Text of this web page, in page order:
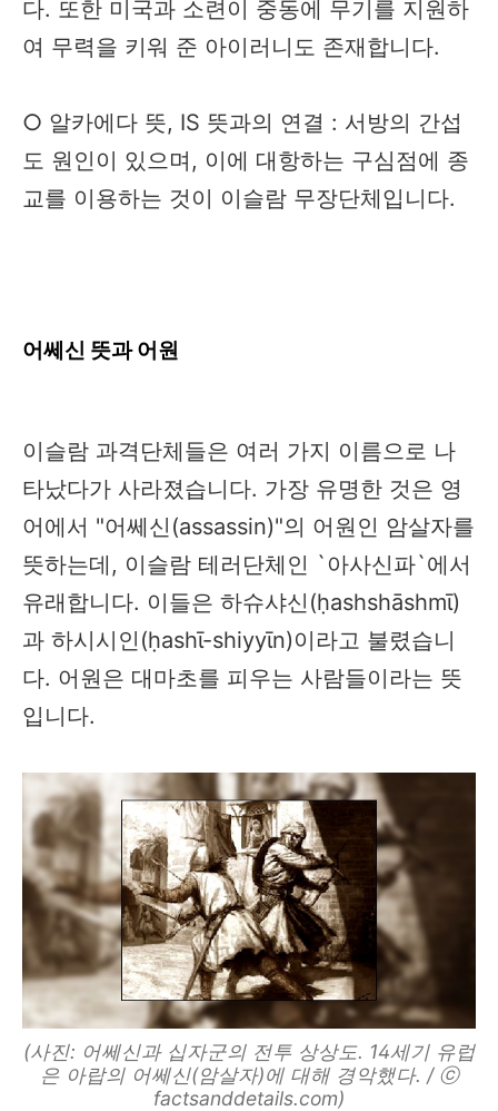
다. 또한 미국과 소련이 중동에 무기를 지원하
여 무력을 키워 준 아이러니도 존재합니다.
○ 알카에다 뜻, IS 뜻과의 연결 : 서방의 간섭
도 원인이 있으며, 이에 대항하는 구심점에 종
교를 이용하는 것이 이슬람 무장단체입니다.
어쎄신 뜻과 어원
이슬람 과격단체들은 여러 가지 이름으로 나
타났다가 사라졌습니다. 가장 유명한 것은 영
어에서 "어쎄신(assassin)"의 어원인 암살자를
뜻하는데, 이슬람 테러단체인 `아사신파`에서
유래합니다. 이들은 하슈샤신(ḥashshāshmῑ)
과 하시시인(ḥashῑ-shiyyῑn)이라고 불렸습니
다. 어원은 대마초를 피우는 사람들이라는 뜻
입니다.
(사진: 어쎄신과 십자군의 전투 상상도. 14세기 유럽
은 아랍의 어쎄신(암살자)에 대해 경악했다. / ⓒ
factsanddetails.com)